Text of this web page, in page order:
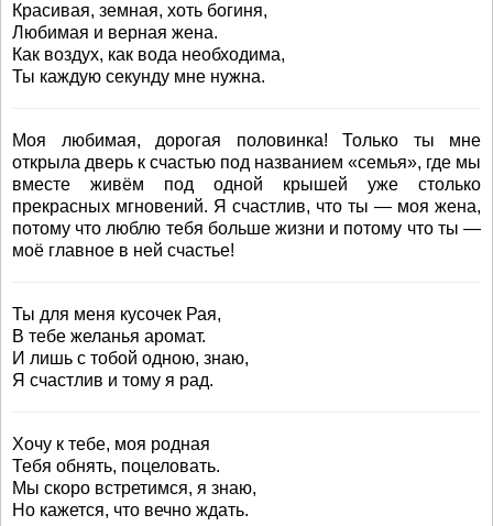
Красивая, земная, хоть богиня,
Любимая и верная жена.
Как воздух, как вода необходима,
Ты каждую секунду мне нужна.
Моя любимая, дорогая половинка! Только ты мне
открыла дверь к счастью под названием «семья», где мы
вместе живём под одной крышей уже столько
прекрасных мгновений. Я счастлив, что ты — моя жена,
потому что люблю тебя больше жизни и потому что ты —
моё главное в ней счастье!
Ты для меня кусочек Рая,
В тебе желанья аромат.
И лишь с тобой одною, знаю,
Я счастлив и тому я рад.
Хочу к тебе, моя родная
Тебя обнять, поцеловать.
Мы скоро встретимся, я знаю,
Но кажется, что вечно ждать.